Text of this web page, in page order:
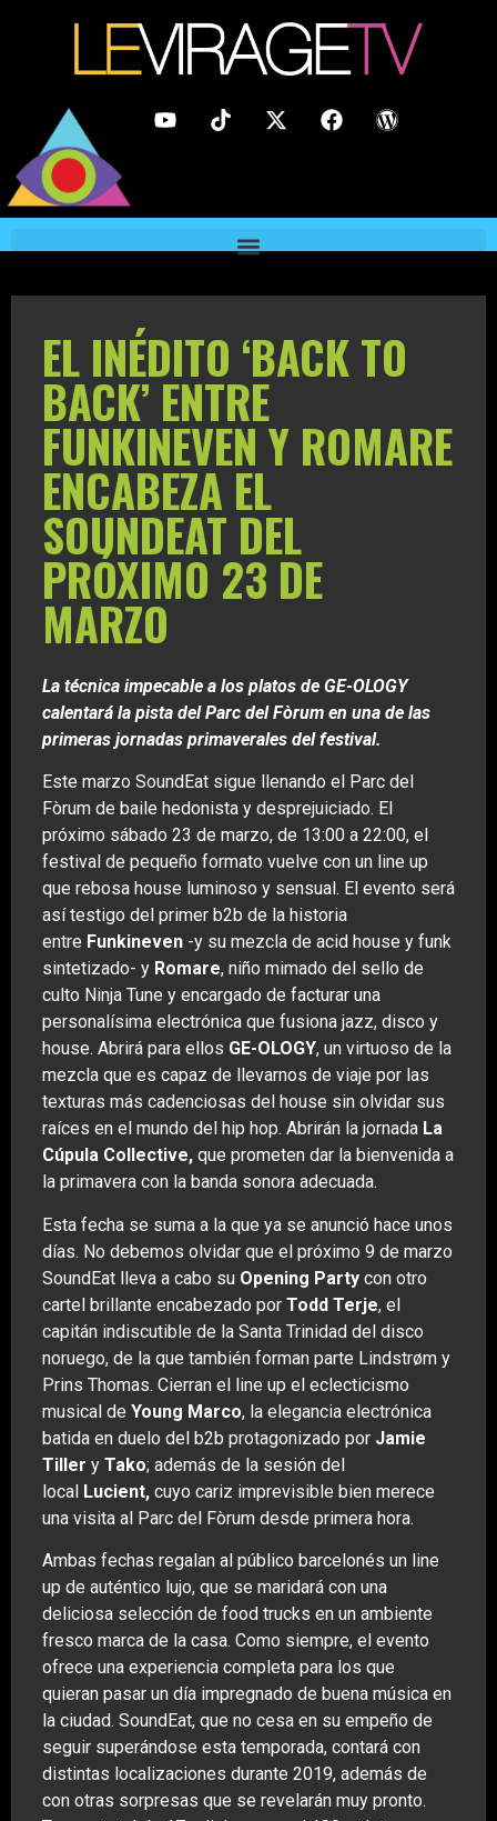
EL INÉDITO ‘BACK TO
BACK’ ENTRE
FUNKINEVEN Y ROMARE
ENCABEZA EL
SOUNDEAT DEL
PRÓXIMO 23 DE
MARZO
La técnica impecable a los platos de GE-OLOGY
calentará la pista del Parc del Fòrum en una de las
primeras jornadas primaverales del festival.
Este marzo SoundEat sigue llenando el Parc del
Fòrum de baile hedonista y desprejuiciado. El
próximo sábado 23 de marzo, de 13:00 a 22:00, el
festival de pequeño formato vuelve con un line up
que rebosa house luminoso y sensual. El evento será
así testigo del primer b2b de la historia
entre Funkineven -y su mezcla de acid house y funk
sintetizado- y Romare, niño mimado del sello de
culto Ninja Tune y encargado de facturar una
personalísima electrónica que fusiona jazz, disco y
house. Abrirá para ellos GE-OLOGY, un virtuoso de la
mezcla que es capaz de llevarnos de viaje por las
texturas más cadenciosas del house sin olvidar sus
raíces en el mundo del hip hop. Abrirán la jornada La
Cúpula Collective, que prometen dar la bienvenida a
la primavera con la banda sonora adecuada.
Esta fecha se suma a la que ya se anunció hace unos
días. No debemos olvidar que el próximo 9 de marzo
SoundEat lleva a cabo su Opening Party con otro
cartel brillante encabezado por Todd Terje, el
capitán indiscutible de la Santa Trinidad del disco
noruego, de la que también forman parte Lindstrøm y
Prins Thomas. Cierran el line up el eclecticismo
musical de Young Marco, la elegancia electrónica
batida en duelo del b2b protagonizado por Jamie
Tiller y Tako; además de la sesión del
local Lucient, cuyo cariz imprevisible bien merece
una visita al Parc del Fòrum desde primera hora.
Ambas fechas regalan al público barcelonés un line
up de auténtico lujo, que se maridará con una
deliciosa selección de food trucks en un ambiente
fresco marca de la casa. Como siempre, el evento
ofrece una experiencia completa para los que
quieran pasar un día impregnado de buena música en
la ciudad. SoundEat, que no cesa en su empeño de
seguir superándose esta temporada, contará con
distintas localizaciones durante 2019, además de
con otras sorpresas que se revelarán muy pronto.